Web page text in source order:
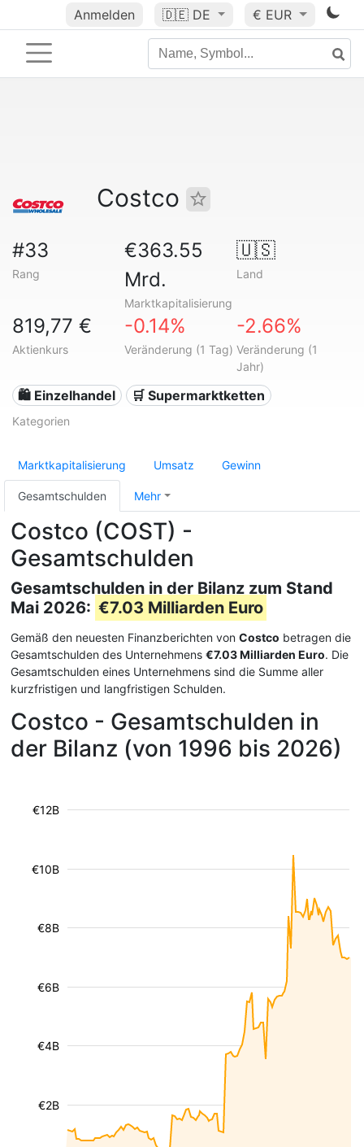
Anmelden 🇩🇪 DE € EUR
Costco
#33
Rang
€363.55
Mrd.
Marktkapitalisierung
🇺🇸
Land
819,77 €
Aktienkurs
-0.14%
Veränderung (1 Tag)
-2.66%
Veränderung (1
Jahr)
🛍️ Einzelhandel 🛒 Supermarktketten
Kategorien
Marktkapitalisierung Umsatz Gewinn
Gesamtschulden Mehr
Costco (COST) -
Gesamtschulden
Gesamtschulden in der Bilanz zum Stand
Mai 2026: €7.03 Milliarden Euro
Gemäß den neuesten Finanzberichten von Costco betragen die
Gesamtschulden des Unternehmens €7.03 Milliarden Euro. Die
Gesamtschulden eines Unternehmens sind die Summe aller
kurzfristigen und langfristigen Schulden.
Costco - Gesamtschulden in
der Bilanz (von 1996 bis 2026)
€2B
€4B
€6B
€8B
€10B
€12B